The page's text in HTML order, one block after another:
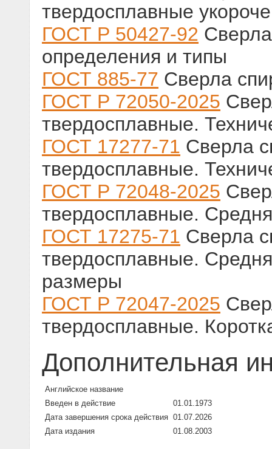
твердосплавные
ГОСТ Р 50427-92
определения и типы
ГОСТ 885-77 Сверла
ГОСТ Р 72050-2025
твердосплавные.
ГОСТ 17277-71 Сверла
твердосплавные.
ГОСТ Р 72048-2025
твердосплавные.
ГОСТ 17275-71 Сверла
твердосплавные.
размеры
ГОСТ Р 72047-2025
твердосплавные.
Дополнительная
Английское название
Введен в действие
01.01.1973
Дата завершения срока действия 01.07.2026
Дата издания
01.08.2003